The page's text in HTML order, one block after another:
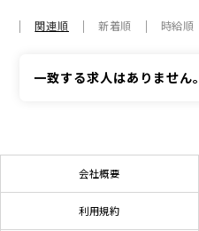
関連順 新着順 時給順
一致する求人はありません。
会社概要
利用規約